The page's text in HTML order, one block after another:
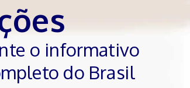
o informativo
do Brasil